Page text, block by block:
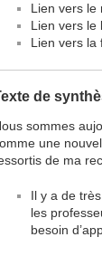
Lien vers le
Lien vers le
Lien vers la
de
sommes
une
de ma
Il y a de
les
besoin